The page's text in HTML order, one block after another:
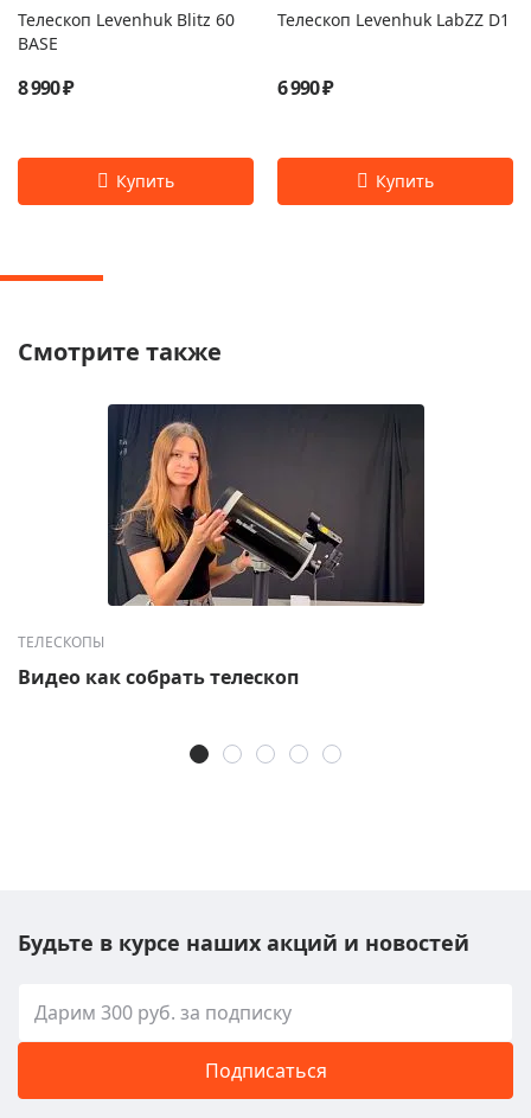
Телескоп Levenhuk Blitz 60
BASE
8 990 ₽
Телескоп Levenhuk LabZZ D1
6 990 ₽
Смотрите также
ТЕЛЕСКОПЫ
Видео как собрать телескоп
Будьте в курсе наших акций и новостей
Подписаться